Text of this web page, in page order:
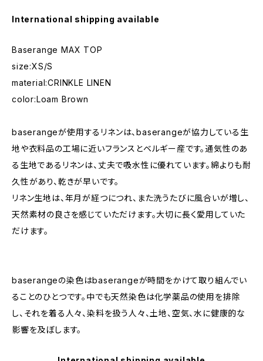
International shipping available
Baserange MAX TOP
size:XS/S
material:CRINKLE LINEN
color:Loam Brown
baserangeが使用するリネンは、baserangeが協力している生
地や衣料品の工場に近いフランスとベルギー産です。通気性のあ
る生地であるリネンは、丈夫で吸水性に優れています。綿よりも耐
久性があり、乾きが早いです。
リネン生地は、年月が経つにつれ、また洗うたびに風合いが増し、
天然素材の良さを感じていただけます。大切に長く愛用していた
だけます。
baserangeの染色はbaserangeが時間をかけて取り組んでい
ることのひとつです。中でも天然染色は化学薬品の使用を排除
し、それを着る人々、染料を扱う人々、土地、空気、水に健康的な
影響を及ぼします。